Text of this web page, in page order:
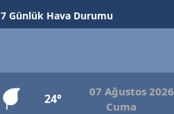
7 Günlük Hava Durumu
24°
07 Ağustos 2026
Cuma